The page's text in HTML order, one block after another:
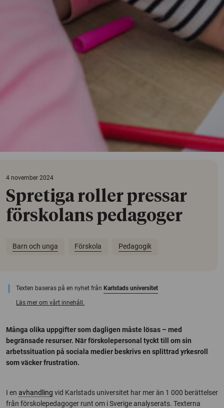
4 november 2024
Spretiga roller pressar
förskolans pedagoger
Barn och unga Förskola Pedagogik
Texten baseras på en nyhet från Karlstads universitet
Läs mer om vårt innehåll.
Många olika uppgifter som dagligen måste lösas – med
begränsade resurser. När förskolepersonal tyckt till om sin
arbetssituation på sociala medier beskrivs en splittrad yrkesroll
som väcker frustration.
I en avhandling vid Karlstads universitet har mer än 1 000 berättelser
från förskolepedagoger runt om i Sverige analyserats. Texterna